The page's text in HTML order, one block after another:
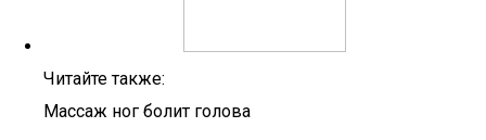
Читайте также:
Массаж ног болит голова